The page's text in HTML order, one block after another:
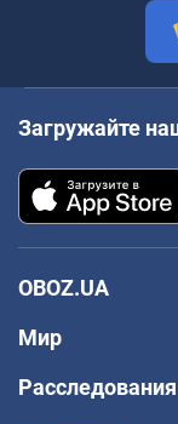
Загружайте
OBOZ.UA
Мир
Расследования